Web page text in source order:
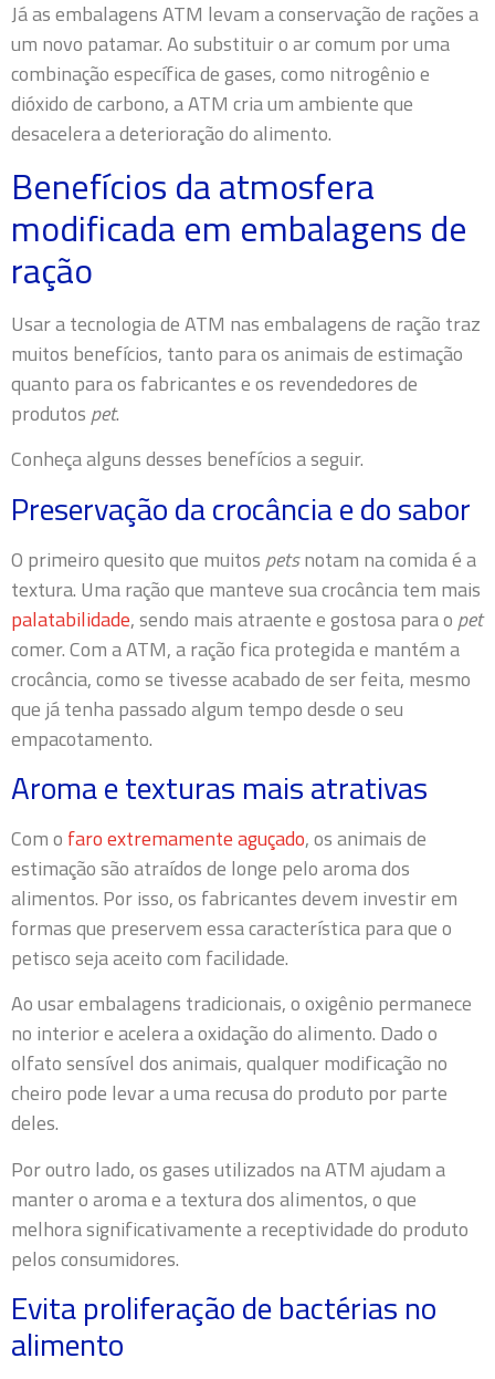
Já as embalagens ATM levam a conservação de rações a
um novo patamar. Ao substituir o ar comum por uma
combinação específica de gases, como nitrogênio e
dióxido de carbono, a ATM cria um ambiente que
desacelera a deterioração do alimento.
Benefícios da atmosfera
modificada em embalagens de
ração
Usar a tecnologia de ATM nas embalagens de ração traz
muitos benefícios, tanto para os animais de estimação
quanto para os fabricantes e os revendedores de
produtos pet.
Conheça alguns desses benefícios a seguir.
Preservação da crocância e do sabor
O primeiro quesito que muitos petsnotam na comida é a
textura. Uma ração que manteve sua crocância tem mais
palatabilidade, sendo mais atraente e gostosa para o pet
comer. Com a ATM, a ração fica protegida e mantém a
crocância, como se tivesse acabado de ser feita, mesmo
que já tenha passado algum tempo desde o seu
empacotamento.
Aroma e texturas mais atrativas
Com o faro extremamente aguçado, os animais de
estimação são atraídos de longe pelo aroma dos
alimentos. Por isso, os fabricantes devem investir em
formas que preservem essa característica para que o
petisco seja aceito com facilidade.
Ao usar embalagens tradicionais, o oxigênio permanece
no interior e acelera a oxidação do alimento. Dado o
olfato sensível dos animais, qualquer modificação no
cheiro pode levar a uma recusa do produto por parte
deles.
Por outro lado, os gases utilizados na ATM ajudam a
manter o aroma e a textura dos alimentos, o que
melhora significativamente a receptividade do produto
pelos consumidores.
Evita proliferação de bactérias no
alimento